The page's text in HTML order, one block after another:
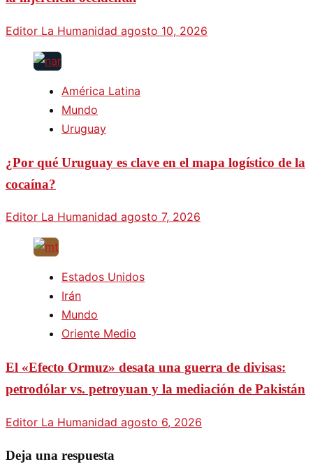
Editor La Humanidad agosto 10, 2026
América Latina
Mundo
Uruguay
¿Por qué Uruguay es clave en el mapa logístico de la
cocaína?
Editor La Humanidad agosto 7, 2026
Estados Unidos
Irán
Mundo
Oriente Medio
El «Efecto Ormuz» desata una guerra de divisas:
petrodólar vs. petroyuan y la mediación de Pakistán
Editor La Humanidad agosto 6, 2026
Deja una respuesta